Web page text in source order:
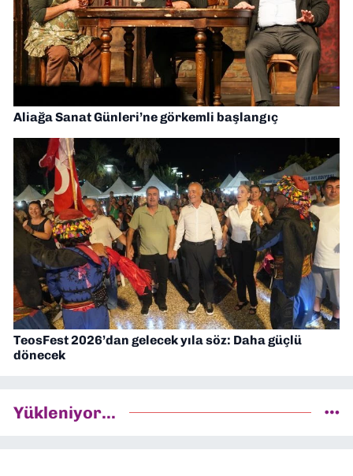
Aliağa Sanat Günleri’ne görkemli başlangıç
TeosFest 2026’dan gelecek yıla söz: Daha güçlü
dönecek
Yükleniyor...